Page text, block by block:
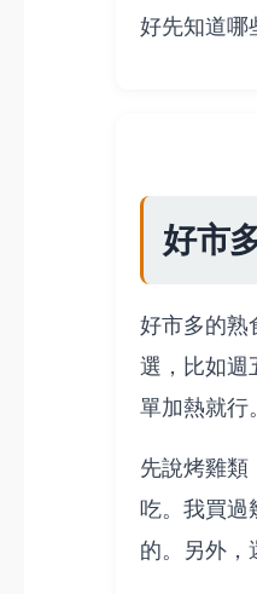
好先知道哪
好市
好市多的熟
選，比如週
單加熱就行。
先說烤雞類
吃。我買過
的。另外，